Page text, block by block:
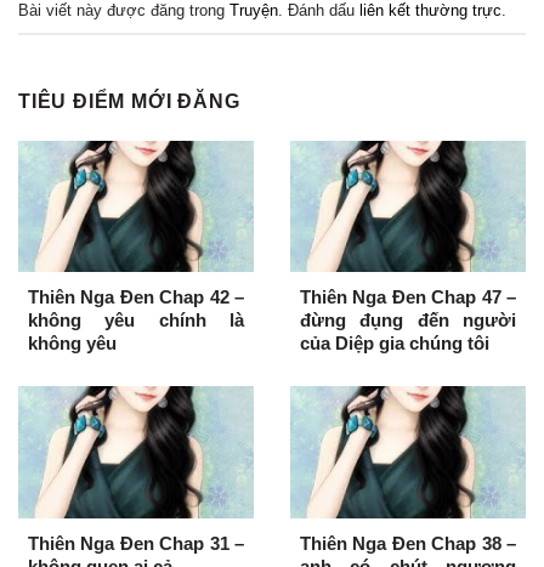
Bài viết này được đăng trong Truyện. Đánh dấu liên kết thường trực.
TIÊU ĐIỂM MỚI ĐĂNG
Thiên Nga Đen Chap 42 –
không yêu chính là
không yêu
Thiên Nga Đen Chap 47 –
đừng đụng đến người
của Diệp gia chúng tôi
Thiên Nga Đen Chap 31 –
Thiên Nga Đen Chap 38 –